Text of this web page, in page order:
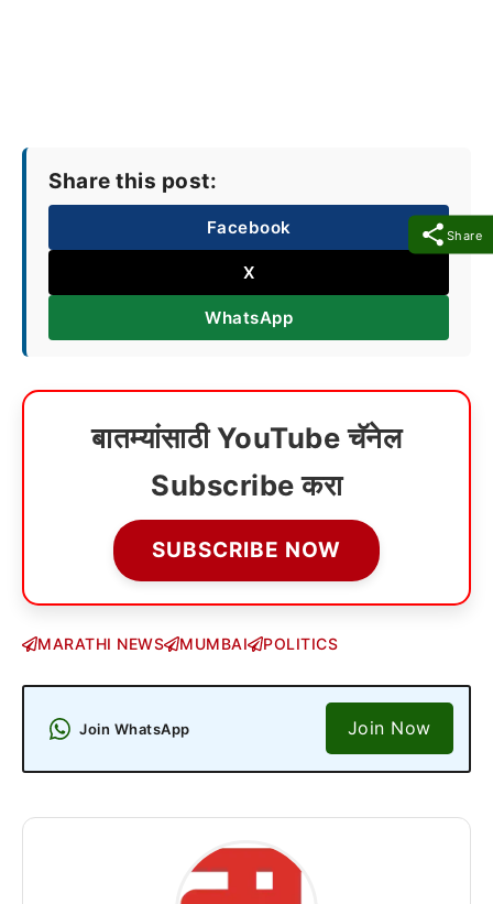
Share
Share this post:
Facebook
X
WhatsApp
बातम्यांसाठी YouTube चॅनेल
Subscribe करा
SUBSCRIBE NOW
MARATHI NEWS MUMBAI POLITICS
Join WhatsApp Join Now